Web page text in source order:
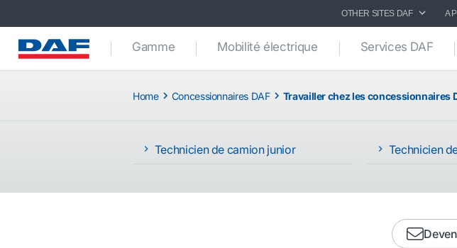
OTHER SITES DAF A
Gamme Mobilité électrique Services DAF
Home Concessionnaires DAF Travailler chez les concessionnaires
Technicien de camion junior Technicien